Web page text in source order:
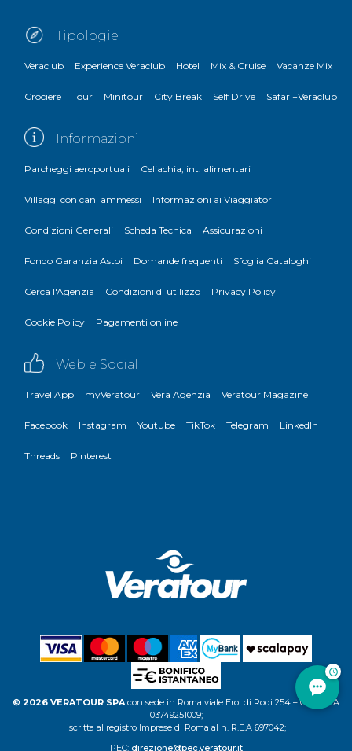
Tipologie
Veraclub Experience Veraclub Hotel Mix & Cruise Vacanze Mix
Crociere Tour Minitour City Break Self Drive Safari+Veraclub
Informazioni
Parcheggi aeroportuali Celiachia, int. alimentari
Villaggi con cani ammessi Informazioni ai Viaggiatori
Condizioni Generali Scheda Tecnica Assicurazioni
Fondo Garanzia Astoi Domande frequenti Sfoglia Cataloghi
Cerca l'Agenzia Condizioni di utilizzo Privacy Policy
Cookie Policy Pagamenti online
Web e Social
Travel App myVeratour Vera Agenzia Veratour Magazine
Facebook Instagram Youtube TikTok Telegram LinkedIn
Threads Pinterest
© 2026 VERATOUR SPA con sede in Roma viale Eroi di Rodi 254 – C.F. P.IVA
03749251009;
iscritta al registro Imprese di Roma al n. R.E.A 697042;
PEC: direzione@pec.veratour.it